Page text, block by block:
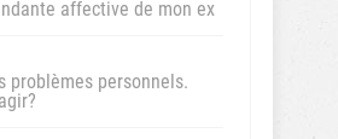
affective de mon ex
problèmes personnels.